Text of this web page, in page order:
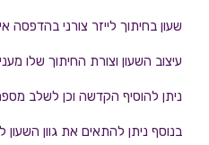
שעון בחיתוך לייזר צורני בהדפסה
עיצוב השעון וצורת החיתוך שלו
ניתן להוסיף הקדשה וכן לשלב
בנוסף ניתן להתאים את גוון